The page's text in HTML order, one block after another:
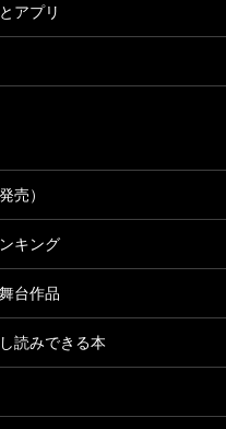
アプリ
売）
キング
台作品
読みできる本